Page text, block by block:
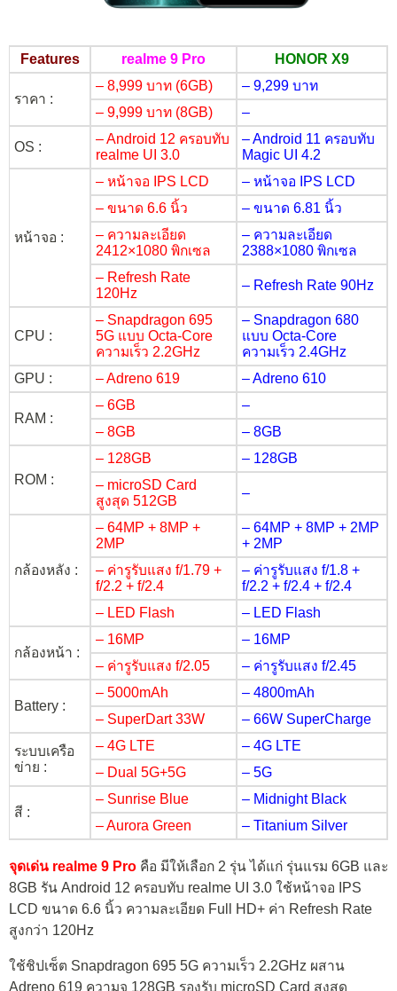
Features realme 9 Pro HONOR X9
ราคา :
– 8,999 บาท (6GB)
– 9,299 บาท
– 9,999 บาท (8GB)
–
OS :
– Android 12 ครอบทับ
realme UI 3.0
– Android 11 ครอบทับ
Magic UI 4.2
หน้าจอ :
– หน้าจอ IPS LCD
– หน้าจอ IPS LCD
– ขนาด 6.6 นิ้ว
– ขนาด 6.81 นิ้ว
– ความละเอียด
2412×1080 พิกเซล
– ความละเอียด
2388×1080 พิกเซล
– Refresh Rate
120Hz
– Refresh Rate 90Hz
CPU :
– Snapdragon 695
5G แบบ Octa-Core
ความเร็ว 2.2GHz
– Snapdragon 680
แบบ Octa-Core
ความเร็ว 2.4GHz
GPU :
– Adreno 619 – Adreno 610
RAM :
– 6GB
–
– 8GB
– 8GB
ROM :
– 128GB
– 128GB
– microSD Card
สูงสุด 512GB
–
กล้องหลัง :
– 64MP + 8MP +
2MP
– 64MP + 8MP + 2MP
+ 2MP
– ค่ารูรับแสง f/1.79 +
f/2.2 + f/2.4
– ค่ารูรับแสง f/1.8 +
f/2.2 + f/2.4 + f/2.4
– LED Flash
– LED Flash
กล้องหน้า :
– 16MP
– 16MP
– ค่ารูรับแสง f/2.05
– ค่ารูรับแสง f/2.45
Battery :
– 5000mAh
– 4800mAh
– SuperDart 33W
– 66W SuperCharge
ระบบเครือ
ข่าย :
– 4G LTE
– 4G LTE
– Dual 5G+5G
– 5G
สี :
– Sunrise Blue
– Midnight Black
– Aurora Green
– Titanium Silver
จุดเด่น realme 9 Pro คือ มีให้เลือก 2 รุ่น ได้แก่ รุ่นแรม 6GB และ
8GB รัน Android 12 ครอบทับ realme UI 3.0 ใช้หน้าจอ IPS
LCD ขนาด 6.6 นิ้ว ความละเอียด Full HD+ ค่า Refresh Rate
สูงกว่า 120Hz
ใช้ชิปเซ็ต Snapdragon 695 5G ความเร็ว 2.2GHz ผสาน
Adreno 619 ความจุ 128GB รองรับ microSD Card สูงสุด